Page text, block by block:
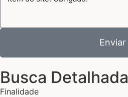
Enviar
Busca Detalhada
Finalidade